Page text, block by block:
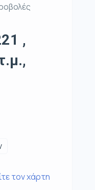
,
τον χάρτη